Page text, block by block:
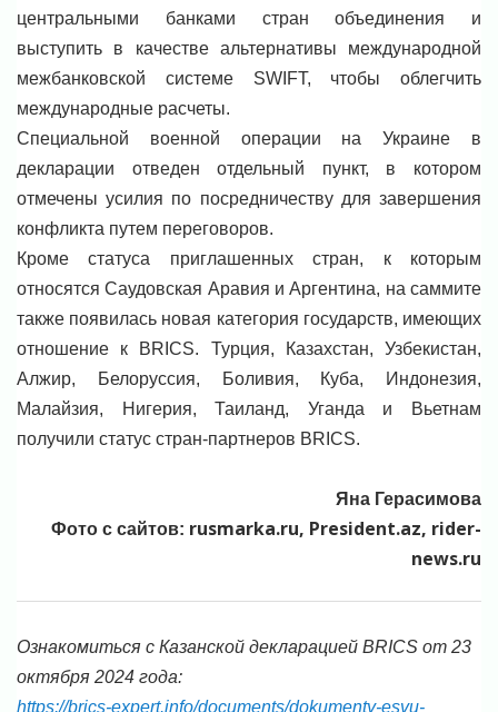
центральными банками стран объединения и
выступить в качестве альтернативы международной
межбанковской системе SWIFT, чтобы облегчить
международные расчеты.
Специальной военной операции на Украине в
декларации отведен отдельный пункт, в котором
отмечены усилия по посредничеству для завершения
конфликта путем переговоров.
Кроме статуса приглашенных стран, к которым
относятся Саудовская Аравия и Аргентина, на саммите
также появилась новая категория государств, имеющих
отношение к BRICS. Турция, Казахстан, Узбекистан,
Алжир, Белоруссия, Боливия, Куба, Индонезия,
Малайзия, Нигерия, Таиланд, Уганда и Вьетнам
получили статус стран-партнеров BRICS.
Яна Герасимова
Фото с сайтов: rusmarka.ru, President.az, rider-
news.ru
Ознакомиться с Казанской декларацией BRICS от 23
октября 2024 года:
https://brics-expert.info/documents/dokumenty-esvu-